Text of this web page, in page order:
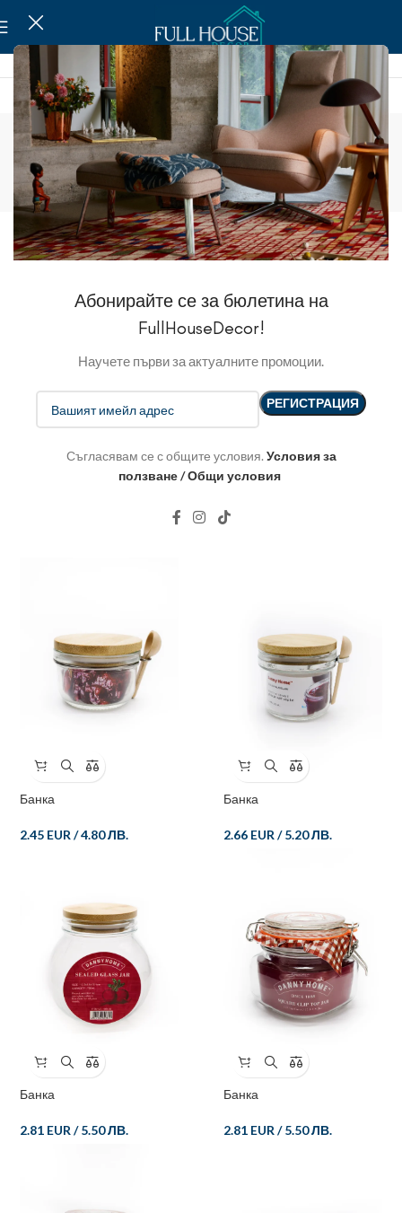
Абонирайте се за бюлетина на
FullHouseDecor!
Научете първи за актуалните промоции.
Съгласявам се с общите условия. Условия за
ползване / Общи условия
Банки и кувшины
Show sidebar
Банка
2.45 EUR /4.80 ЛВ.
Банка
2.66 EUR /5.20 ЛВ.
Банка
2.81 EUR /5.50 ЛВ.
Банка
2.81 EUR /5.50 ЛВ.